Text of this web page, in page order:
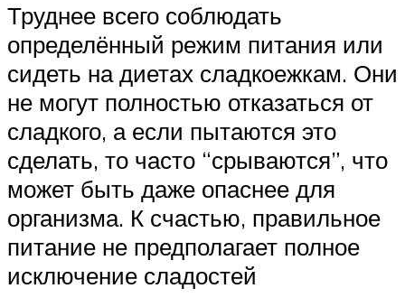
Труднее всего соблюдать
определённый режим питания или
сидеть на диетах сладкоежкам. Они
не могут полностью отказаться от
сладкого, а если пытаются это
сделать, то часто “срываются”, что
может быть даже опаснее для
организма. К счастью, правильное
питание не предполагает полное
исключение сладостей